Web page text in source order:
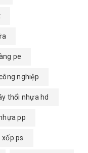
pe
nghiệp
thổi nhựa hd
pp
ps